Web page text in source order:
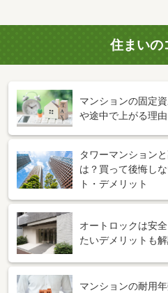
住まいの
マンションの固定
や途中で上がる理由
タワーマンション
は？買って後悔し
ト・デメリット
オートロックは安
たいデメリットも
マンションの耐用